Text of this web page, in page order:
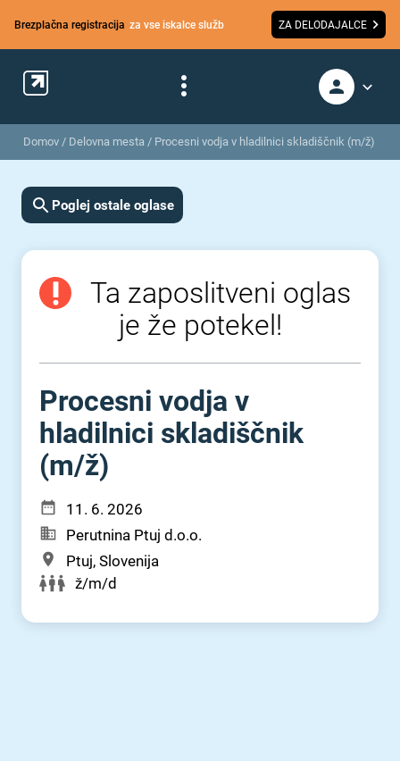
Brezplačna registracija za vse iskalce služb ZA DELODAJALCE
Domov / Delovna mesta / Procesni vodja v hladilnici skladiščnik (m/ž)
Poglej ostale oglase
Ta zaposlitveni oglas
je že potekel!
Procesni vodja v
hladilnici skladiščnik
(m⁠/⁠ž)
11. 6. 2026
Perutnina Ptuj d.o.o.
Ptuj, Slovenija
ž/m/d